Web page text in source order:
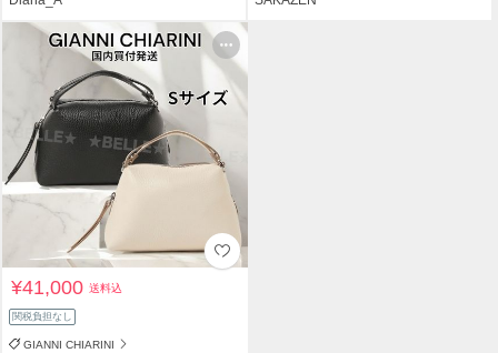
¥41,000送料込
関税負担なし
GIANNI CHIARINI